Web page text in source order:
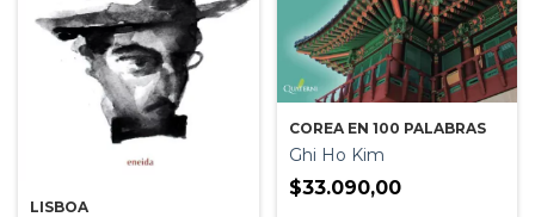
LISBOA
COREA EN 100 PALABRAS
Ghi Ho Kim
$33.090,00